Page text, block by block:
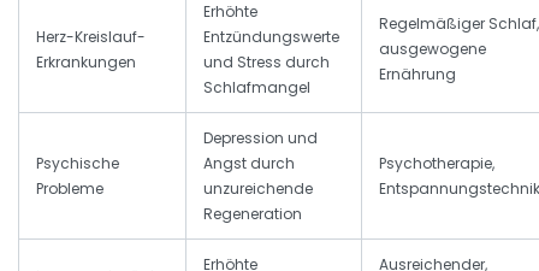
Herz-Kreislauf-
Erkrankungen
Erhöhte
Entzündungswerte
und Stress durch
Schlafmangel
Regelmäßiger Schlaf,
ausgewogene
Ernährung
Psychische
Probleme
Depression und
Angst durch
unzureichende
Regeneration
Psychotherapie,
Erhöhte
Ausreichender,